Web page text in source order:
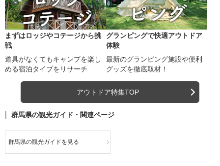
まずはロッジやコテージから挑
戦
道具がなくてもキャンプを楽し
める宿泊タイプをリサーチ
グランピングで快適アウトドア
体験
最新のグランピング施設や便利
グッズを徹底取材！
アウトドア特集TOP
群馬県の観光ガイド・関連ページ
群馬県の観光ガイドを見る